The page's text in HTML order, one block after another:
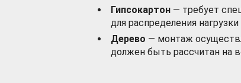
Гипсокартон — требует
для распределения
Дерево — монтаж
должен быть рассчитан на